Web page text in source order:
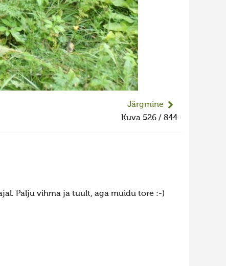
Järgmine
Kuva 526 / 844
Palju vihma ja tuult, aga muidu tore :-)